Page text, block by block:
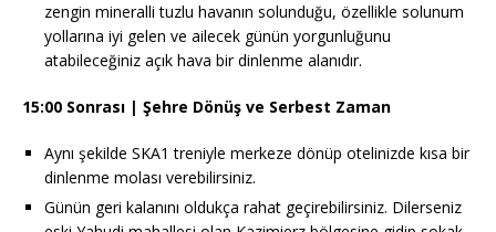
zengin mineralli tuzlu havanın solunduğu, özellikle solunum
yollarına iyi gelen ve ailecek günün yorgunluğunu
atabileceğiniz açık hava bir dinlenme alanıdır.
15:00 Sonrası | Şehre Dönüş ve Serbest Zaman
Aynı şekilde SKA1 treniyle merkeze dönüp otelinizde kısa bir
dinlenme molası verebilirsiniz.
Günün geri kalanını oldukça rahat geçirebilirsiniz. Dilerseniz